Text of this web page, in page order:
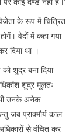
के रूप में चित्रित
वेदों में कहा गया
दिया था ।
शूद्र बना दिया
शूद्र मूलतः
भी उनके अनेक
जब प्राक्मौर्य काल
से वंचित कर